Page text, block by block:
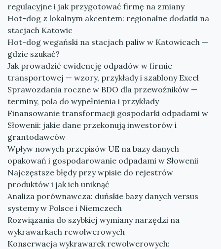
regulacyjne i jak przygotować firmę na zmiany
Hot-dog z lokalnym akcentem: regionalne dodatki na
stacjach Katowic
Hot-dog wegański na stacjach paliw w Katowicach —
gdzie szukać?
Jak prowadzić ewidencję odpadów w firmie
transportowej — wzory, przykłady i szablony Excel
Sprawozdania roczne w BDO dla przewoźników —
terminy, pola do wypełnienia i przykłady
Finansowanie transformacji gospodarki odpadami w
Słowenii: jakie dane przekonują inwestorów i
grantodawców
Wpływ nowych przepisów UE na bazy danych
opakowań i gospodarowanie odpadami w Słowenii
Najczęstsze błędy przy wpisie do rejestrów
produktów i jak ich uniknąć
Analiza porównawcza: duńskie bazy danych versus
systemy w Polsce i Niemczech
Rozwiązania do szybkiej wymiany narzędzi na
wykrawarkach rewolwerowych
Konserwacja wykrawarek rewolwerowych: